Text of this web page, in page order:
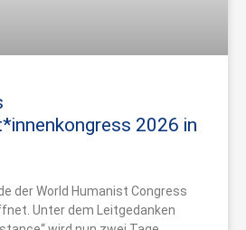
2026 in
der World Humanist Congress
Unter dem Leitgedanken